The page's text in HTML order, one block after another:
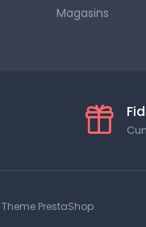
Magasins
Theme PrestaShop